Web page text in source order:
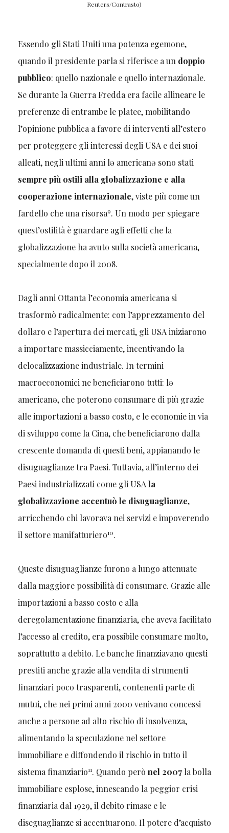
Reuters/Contrasto)
Essendo gli Stati Uniti una potenza egemone,
quando il presidente parla si riferisce a un doppio
pubblico: quello nazionale e quello internazionale.
Se durante la Guerra Fredda era facile allineare le
preferenze di entrambe le platee, mobilitando
l’opinione pubblica a favore di interventi all’estero
per proteggere gli interessi degli USA e dei suoi
alleati, negli ultimi anni lə americanə sono stati
sempre più ostili alla globalizzazione e alla
cooperazione internazionale, viste più come un
fardello che una risorsa9. Un modo per spiegare
quest’ostilità è guardare agli effetti che la
globalizzazione ha avuto sulla società americana,
specialmente dopo il 2008.
Dagli anni Ottanta l’economia americana si
trasformò radicalmente: con l’apprezzamento del
dollaro e l’apertura dei mercati, gli USA iniziarono
a importare massicciamente, incentivando la
delocalizzazione industriale. In termini
macroeconomici ne beneficiarono tutti: lə
americanə, che poterono consumare di più grazie
alle importazioni a basso costo, e le economie in via
di sviluppo come la Cina, che beneficiarono dalla
crescente domanda di questi beni, appianando le
disuguaglianze tra Paesi. Tuttavia, all’interno dei
Paesi industrializzati come gli USA la
globalizzazione accentuò le disuguaglianze,
arricchendo chi lavorava nei servizi e impoverendo
il settore manifatturiero10.
Queste disuguaglianze furono a lungo attenuate
dalla maggiore possibilità di consumare. Grazie alle
importazioni a basso costo e alla
deregolamentazione finanziaria, che aveva facilitato
l’accesso al credito, era possibile consumare molto,
soprattutto a debito. Le banche finanziavano questi
prestiti anche grazie alla vendita di strumenti
finanziari poco trasparenti, contenenti parte di
mutui, che nei primi anni 2000 venivano concessi
anche a persone ad alto rischio di insolvenza,
alimentando la speculazione nel settore
immobiliare e diffondendo il rischio in tutto il
sistema finanziario11. Quando però nel 2007la bolla
immobiliare esplose, innescando la peggior crisi
finanziaria dal 1929, il debito rimase e le
diseguaglianze si accentuarono. Il potere d’acquisto